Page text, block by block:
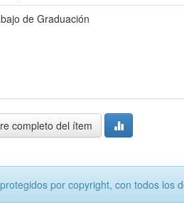
de Graduación
completo del ítem
por copyright, con todos